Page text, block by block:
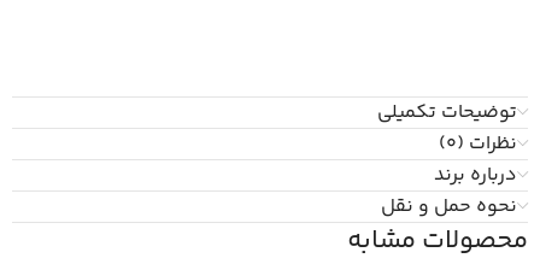
توضیحات تکمیلی
نظرات (0)
درباره برند
نحوه حمل و نقل
محصولات مشابه